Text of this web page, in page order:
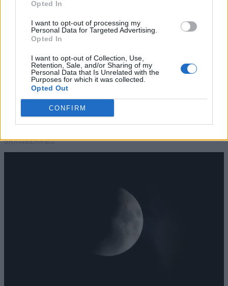
Opted In
I want to opt-out of processing my
Personal Data for Targeted Advertising.
Opted In
I want to opt-out of Collection, Use,
Retention, Sale, and/or Sharing of my
Personal Data that Is Unrelated with the
Purposes for which it was collected.
Opted Out
CONFIRM